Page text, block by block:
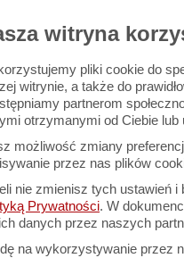
witryna
pliki cookie do
witrynie, a także do
partnerom
otrzymanymi od Ciebie
możliwość zmiany
przez nas plików
nie zmienisz tych ustawień i
Prywatności. W
danych przez naszych
na wykorzystywanie przez
TEST
Sony A7 IV - test
21 lutego 2022
8. Zakres i